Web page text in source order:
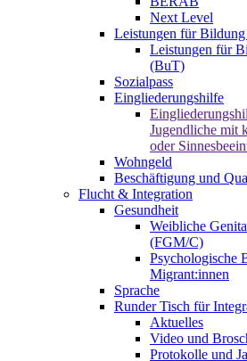
Next Level
Leistungen für
Leistungen für
(BuT)
Sozialpass
Eingliederungshilfe
Jugendliche mit
oder
Wohngeld
Beschäftigung und
Flucht & Integration
Gesundheit
Weibliche
(FGM/C)
Psychologische
Migrant:innen
Sprache
Runder Tisch für
Aktuelles
Video und
Protokolle und